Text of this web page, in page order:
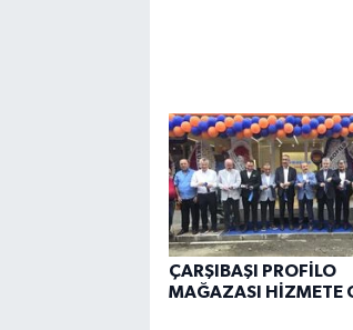
ÇARŞIBAŞI PROFİLO
MAĞAZASI HİZMETE